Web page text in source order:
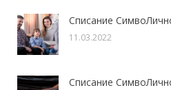
Списание
11.03.2022
Списание